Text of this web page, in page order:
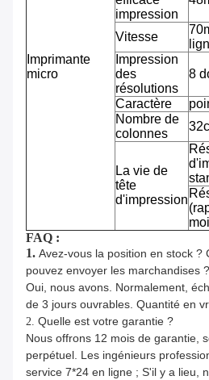
Imprimante
micro
impression
Vitesse
Impression
des
résolutions
8
Caractère
Nombre de
colonnes
La vie de
tête
d'impression
FAQ :
1. Avez-vous la position en stock ?
pouvez envoyer les marchandises ?
Oui, nous avons. Normalement,
de 3 jours ouvrables. Quantité en
2. Quelle est votre garantie ?
Nous offrons 12 mois de garantie,
perpétuel. Les ingénieurs
service 7*24 en ligne ; S'il y a lieu,